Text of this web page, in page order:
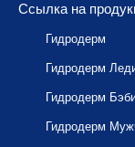
Ссылка на
Гидродерм
Гидродерм
Гидродерм
Гидродерм